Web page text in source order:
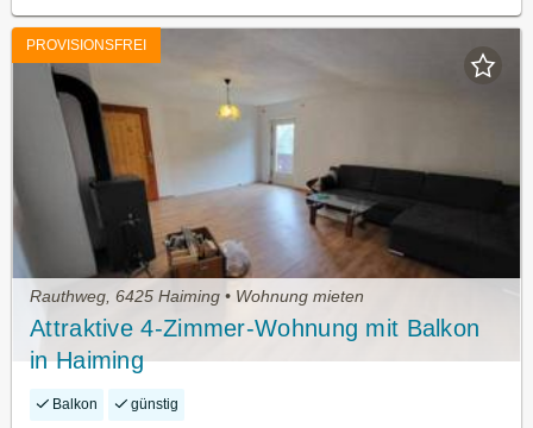
PROVISIONSFREI
Rauthweg, 6425 Haiming • Wohnung mieten
Attraktive 4-Zimmer-Wohnung mit Balkon
in Haiming
Balkon günstig